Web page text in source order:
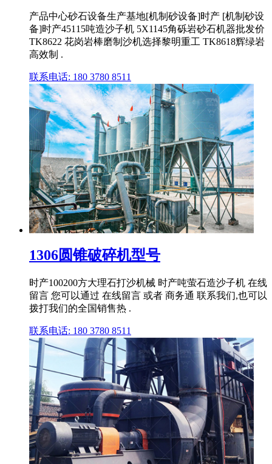
产品中心砂石设备生产基地[机制砂设备]时产 [机制砂设
备]时产45115吨造沙子机 5X1145角砾岩砂石机器批发价
TK8622 花岗岩棒磨制沙机选择黎明重工 TK8618辉绿岩
高效制 .
联系电话: 180 3780 8511
1306圆锥破碎机型号
时产100200方大理石打沙机械 时产吨萤石造沙子机 在线
留言 您可以通过 在线留言 或者 商务通 联系我们,也可以
拨打我们的全国销售热 .
联系电话: 180 3780 8511